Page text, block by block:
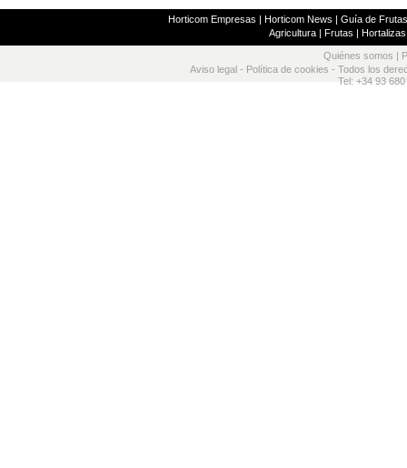
Horticom Empresas | Horticom News | Guía de
Agricultura| Frutas | Hortalizas
Quiénes somos
Aviso legal - Política de cookies - Todos los
Tel: +34 93